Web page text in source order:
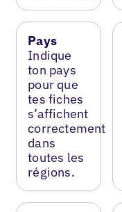
Pays
Indique
ton pays
pour que
tes fiches
s’affichent
correctement
dans
toutes les
régions.